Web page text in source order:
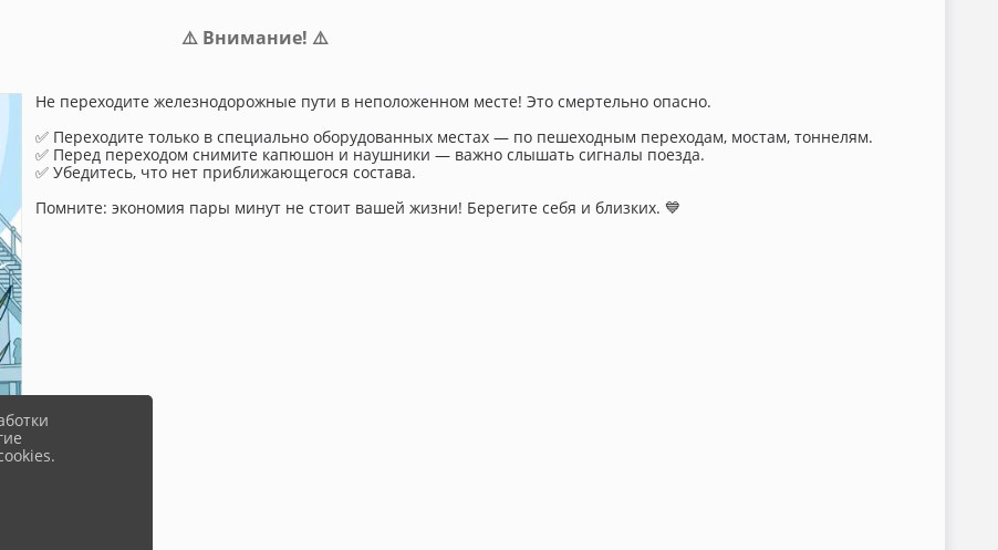
⚠️ Внимание! ⚠️
Не переходите железнодорожные пути в неположенном месте! Это смертельно опасно.
✅ Переходите только в специально оборудованных местах — по пешеходным переходам, мостам, тоннелям.
✅ Перед переходом снимите капюшон и наушники — важно слышать сигналы поезда.
✅ Убедитесь, что нет приближающегося состава.
Помните: экономия пары минут не стоит вашей жизни! Берегите себя и близких. 💙